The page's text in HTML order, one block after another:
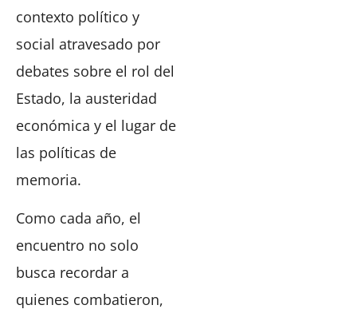
contexto político y
social atravesado por
debates sobre el rol del
Estado, la austeridad
económica y el lugar de
las políticas de
memoria.
Como cada año, el
encuentro no solo
busca recordar a
quienes combatieron,